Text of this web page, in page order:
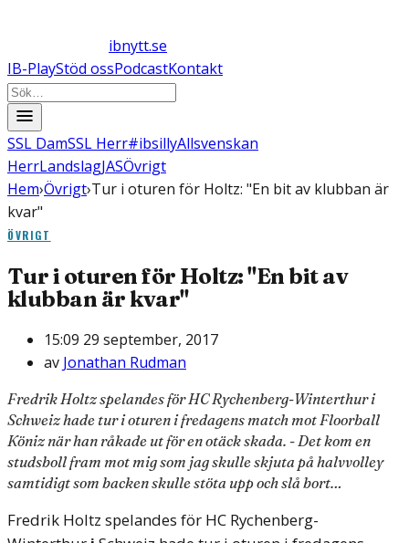
ibnytt.se
IB-PlayStöd ossPodcastKontakt
SSL DamSSL Herr#ibsillyAllsvenskan
HerrLandslagJASÖvrigt
Hem›Övrigt›Tur i oturen för Holtz: "En bit av klubban är
kvar"
ÖVRIGT
Tur i oturen för Holtz: "En bit av
klubban är kvar"
15:09 29 september, 2017
av Jonathan Rudman
Fredrik Holtz spelandes för HC Rychenberg-Winterthur i
Schweiz hade tur i oturen i fredagens match mot Floorball
Köniz när han råkade ut för en otäck skada. - Det kom en
studsboll fram mot mig som jag skulle skjuta på halvvolley
samtidigt som backen skulle stöta upp och slå bort…
Fredrik Holtz spelandes för HC Rychenberg-